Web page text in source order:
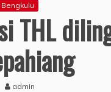
THL
admin